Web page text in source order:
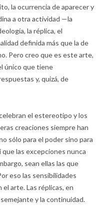
la ocurrencia de aparecer y
a otra actividad —la
la réplica, el
definida más que la de
Pero creo que es este arte,
único que tiene
y, quizá, de
el estereotipo y los
creaciones siempre han
sólo para el poder sino para
que las excepciones nunca
sean ellas las que
eso las sensibilidades
arte. Las réplicas, en
y la continuidad.